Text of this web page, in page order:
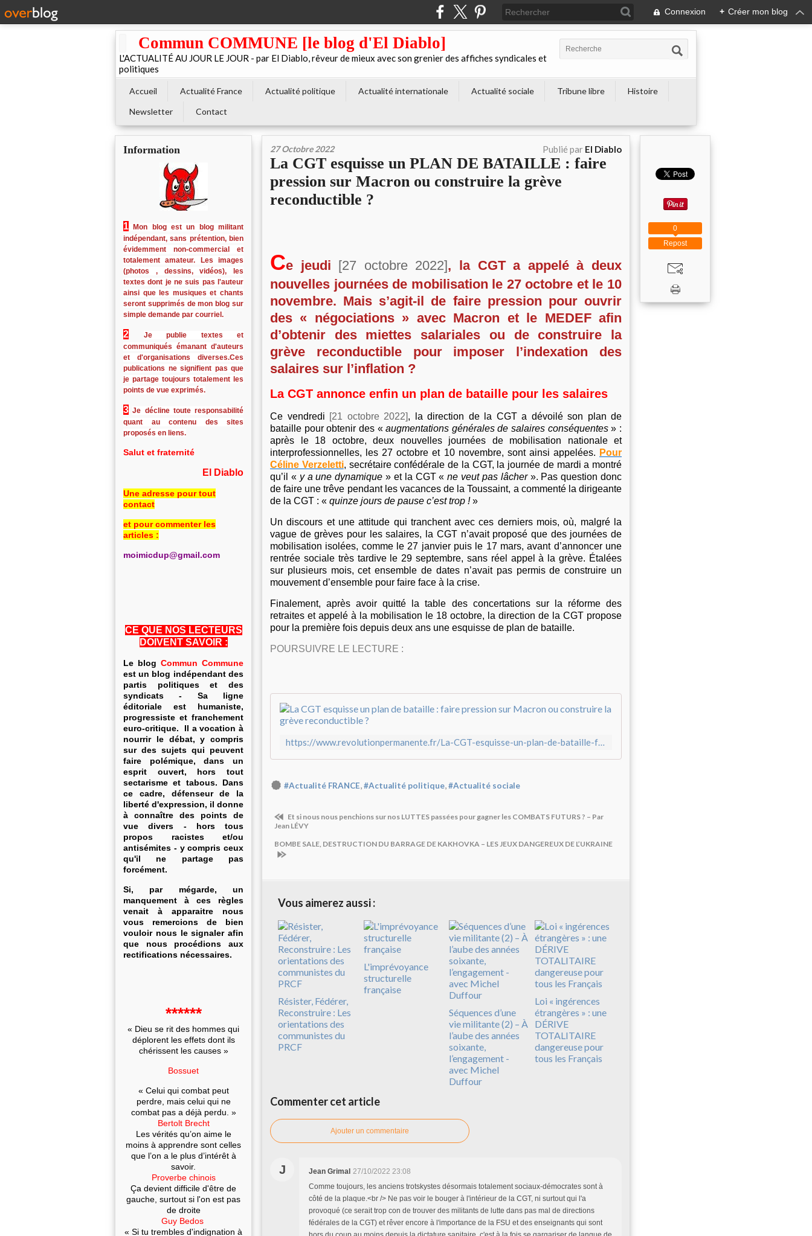
Connexion + Créer mon blog
Commun COMMUNE [le blog d'El Diablo]
L'ACTUALITÉ AU JOUR LE JOUR - par El Diablo, rêveur de mieux avec son grenier des affiches syndicales et
politiques
Accueil Actualité France Actualité politique Actualité internationale Actualité sociale Tribune libre
Histoire
Newsletter
Contact
Information
1
Mon blog est un blog militant
indépendant, sans prétention, bien
évidemment non-commercial et
totalement amateur. Les images
(photos , dessins, vidéos), les
textes dont je ne suis pas l'auteur
ainsi que les musiques et chants
seront supprimés de mon blog sur
simple demande par courriel.
2
Je publie textes et
communiqués émanant d'auteurs
et d'organisations diverses.Ces
publications ne signifient pas que
je partage toujours totalement les
points de vue exprimés.
3 Je décline toute responsabilité
quant au contenu des sites
proposés en liens.
Salut et fraternité
El Diablo
Une adresse pour tout
contact
et pour commenter les
articles :
moimicdup@gmail.com
CE QUE NOS LECTEURS
DOIVENT SAVOIR :
Le blog Commun Commune
est un blog indépendant des
partis politiques et des
syndicats - Sa ligne
éditoriale est humaniste,
progressiste et franchement
euro-critique. Il a vocation à
nourrir le débat, y compris
sur des sujets qui peuvent
faire polémique, dans un
esprit ouvert, hors tout
sectarisme et tabous. Dans
ce cadre, défenseur de la
liberté d'expression, il donne
à connaître des points de
vue divers - hors tous
propos racistes et/ou
antisémites - y compris ceux
qu'il ne partage pas
forcément.
Si, par mégarde, un
manquement à ces règles
venait à apparaitre nous
vous remercions de bien
vouloir nous le signaler afin
que nous procédions aux
rectifications nécessaires.
******
« Dieu se rit des hommes qui
déplorent les effets dont ils
chérissent les causes »
Bossuet
« Celui qui combat peut
perdre, mais celui qui ne
combat pas a déjà perdu. »
Bertolt Brecht
Les vérités qu’on aime le
moins à apprendre sont celles
que l’on a le plus d’intérêt à
savoir.
Proverbe chinois
Ça devient difficile d'être de
gauche, surtout si l'on est pas
de droite
Guy Bedos
« Si tu trembles d'indignation à
27 Octobre 2022 Publié par El Diablo
La CGT esquisse un PLAN DE BATAILLE : faire
pression sur Macron ou construire la grève
reconductible ?
Ce jeudi [27 octobre 2022], la CGT a appelé à deux
nouvelles journées de mobilisation le 27 octobre et le 10
novembre. Mais s’agit-il de faire pression pour ouvrir
des « négociations » avec Macron et le MEDEF afin
d’obtenir des miettes salariales ou de construire la
grève reconductible pour imposer l’indexation des
salaires sur l’inflation ?
La CGT annonce enfin un plan de bataille pour les salaires
Ce vendredi [21 octobre 2022], la direction de la CGT a dévoilé son plan de
bataille pour obtenir des «augmentations générales de salaires conséquentes» :
après le 18 octobre, deux nouvelles journées de mobilisation nationale et
interprofessionnelles, les 27 octobre et 10 novembre, sont ainsi appelées. Pour
Céline Verzeletti, secrétaire confédérale de la CGT, la journée de mardi a montré
qu’il « y a une dynamique » et la CGT «ne veut pas lâcher». Pas question donc
de faire une trêve pendant les vacances de la Toussaint, a commenté la dirigeante
de la CGT : « quinze jours de pause c’est trop !»
Un discours et une attitude qui tranchent avec ces derniers mois, où, malgré la
vague de grèves pour les salaires, la CGT n’avait proposé que des journées de
mobilisation isolées, comme le 27 janvier puis le 17 mars, avant d’annoncer une
rentrée sociale très tardive le 29 septembre, sans réel appel à la grève. Étalées
sur plusieurs mois, cet ensemble de dates n’avait pas permis de construire un
mouvement d’ensemble pour faire face à la crise.
Finalement, après avoir quitté la table des concertations sur la réforme des
retraites et appelé à la mobilisation le 18 octobre, la direction de la CGT propose
pour la première fois depuis deux ans une esquisse de plan de bataille.
POURSUIVRE LE LECTURE :
https://www.revolutionpermanente.fr/La-CGT-esquisse-un-plan-de-bataille-faire-pression-sur-Macron-ou-construire-la-greve-reconductible
#Actualité FRANCE,#Actualité politique,#Actualité sociale
Et si nous nous penchions sur nos LUTTES passées pour gagner les COMBATS FUTURS ? – Par
Jean LÉVY
BOMBE SALE, DESTRUCTION DU BARRAGE DE KAKHOVKA – LES JEUX DANGEREUX DE L’UKRAINE
Vous aimerez aussi :
Résister, Fédérer,
Reconstruire : Les
orientations des
communistes du
PRCF
L'imprévoyance
structurelle
française
Séquences d’une
vie militante (2) – À
l’aube des années
soixante,
l’engagement -
avec Michel
Duffour
Loi « ingérences
étrangères » : une
DÉRIVE
TOTALITAIRE
dangereuse pour
tous les Français
Commenter cet article
Ajouter un commentaire
J Jean Grimal 27/10/2022 23:08
Comme toujours, les anciens trotskystes désormais totalement sociaux-démocrates sont à
côté de la plaque.<br /> Ne pas voir le bouger à l'intérieur de la CGT, ni surtout qui l'a
provoqué (ce serait trop con de trouver des militants de lutte dans pas mal de directions
fédérales de la CGT) et rêver encore à l'importance de la FSU et des enseignants qui sont
Repost
0